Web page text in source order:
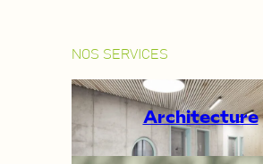
NOS SERVICES
Architecture